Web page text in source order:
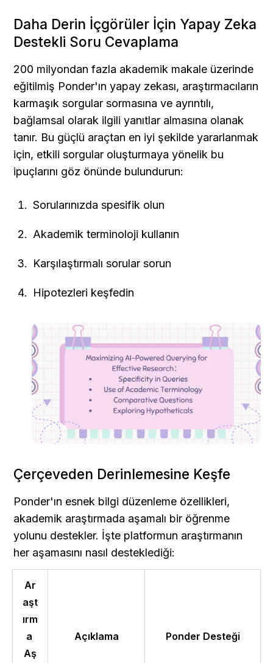
Daha Derin İçgörüler İçin Yapay Zeka
Destekli Soru Cevaplama
200 milyondan fazla akademik makale üzerinde
eğitilmiş Ponder'ın yapay zekası, araştırmacıların
karmaşık sorgular sormasına ve ayrıntılı,
bağlamsal olarak ilgili yanıtlar almasına olanak
tanır. Bu güçlü araçtan en iyi şekilde yararlanmak
için, etkili sorgular oluşturmaya yönelik bu
ipuçlarını göz önünde bulundurun:
Sorularınızda spesifik olun
Akademik terminoloji kullanın
Karşılaştırmalı sorular sorun
Hipotezleri keşfedin
Çerçeveden Derinlemesine Keşfe
Ponder'ın esnek bilgi düzenleme özellikleri,
akademik araştırmada aşamalı bir öğrenme
yolunu destekler. İşte platformun araştırmanın
her aşamasını nasıl desteklediği:
Ar
aşt
ırm
a
Aş
Açıklama Ponder Desteği